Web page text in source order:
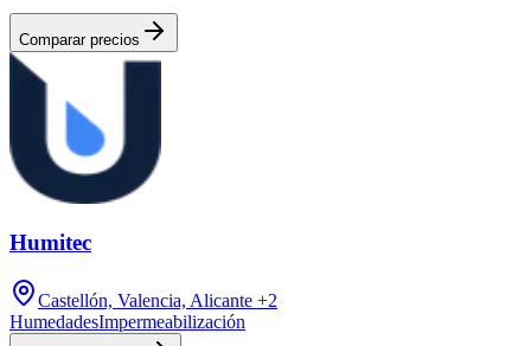
Comparar precios
Humitec
Castellón, Valencia, Alicante +2
HumedadesImpermeabilización